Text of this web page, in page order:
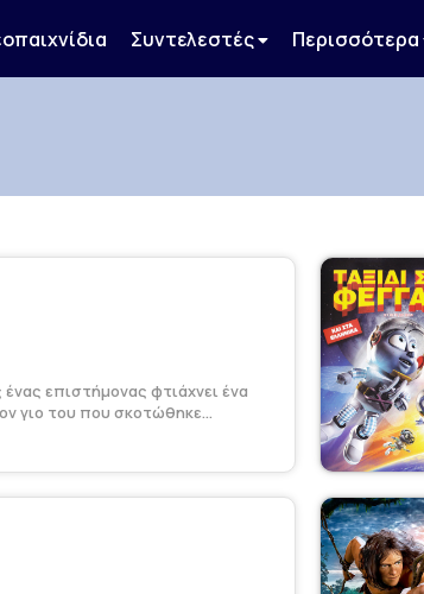
Συντελεστές Περισσότερα
επιστήμονας φτιάχνει ένα
γιο του που σκοτώθηκε...